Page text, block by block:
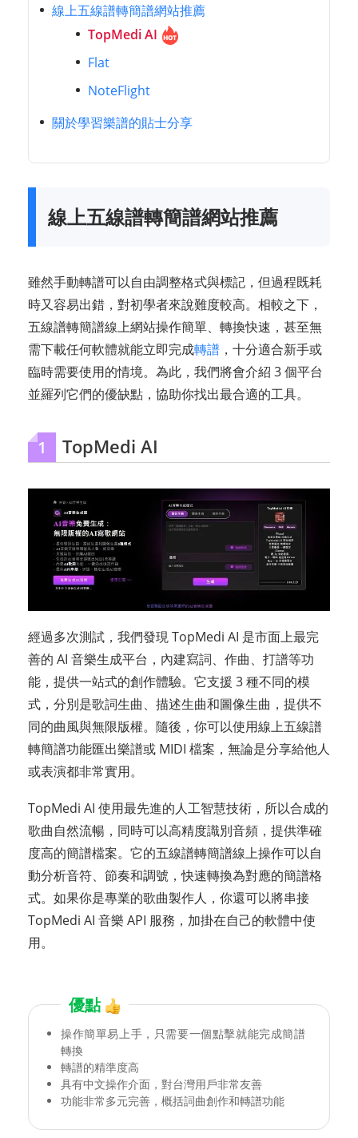
線上五線譜轉簡譜網站推薦
TopMedi AI
Flat
NoteFlight
關於學習樂譜的貼士分享
線上五線譜轉簡譜網站推薦
雖然手動轉譜可以自由調整格式與標記，但過程既耗
時又容易出錯，對初學者來說難度較高。相較之下，
五線譜轉簡譜線上網站操作簡單、轉換快速，甚至無
需下載任何軟體就能立即完成轉譜 ，十分適合新手或
臨時需要使用的情境。為此，我們將會介紹 3 個平台
並羅列它們的優缺點，協助你找出最合適的工具。
1 TopMedi AI
經過多次測試，我們發現 TopMedi AI 是市面上最完
善的 AI 音樂生成平台，內建寫詞、作曲、打譜等功
能，提供一站式的創作體驗。它支援 3 種不同的模
式，分別是歌詞生曲、描述生曲和圖像生曲，提供不
同的曲風與無限版權。隨後，你可以使用線上五線譜
轉簡譜功能匯出樂譜或 MIDI 檔案，無論是分享給他人
或表演都非常實用。
TopMedi AI 使用最先進的人工智慧技術，所以合成的
歌曲自然流暢，同時可以高精度識別音頻，提供準確
度高的簡譜檔案。它的五線譜轉簡譜線上操作可以自
動分析音符、節奏和調號，快速轉換為對應的簡譜格
式。如果你是專業的歌曲製作人，你還可以將串接
TopMedi AI 音樂 API 服務，加掛在自己的軟體中使
用。
優點
操作簡單易上手，只需要一個點擊就能完成簡譜
轉換
轉譜的精準度高
具有中文操作介面，對台灣用戶非常友善
功能非常多元完善，概括詞曲創作和轉譜功能